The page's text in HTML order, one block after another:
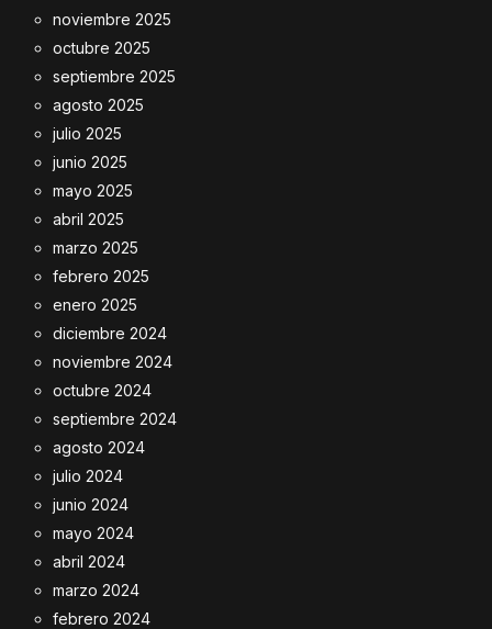
noviembre 2025
octubre 2025
septiembre 2025
agosto 2025
julio 2025
junio 2025
mayo 2025
abril 2025
marzo 2025
febrero 2025
enero 2025
diciembre 2024
noviembre 2024
octubre 2024
septiembre 2024
agosto 2024
julio 2024
junio 2024
mayo 2024
abril 2024
marzo 2024
febrero 2024